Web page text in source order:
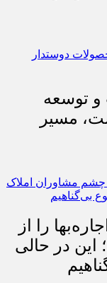
و توسعه
مسیر
را از
این در حالی